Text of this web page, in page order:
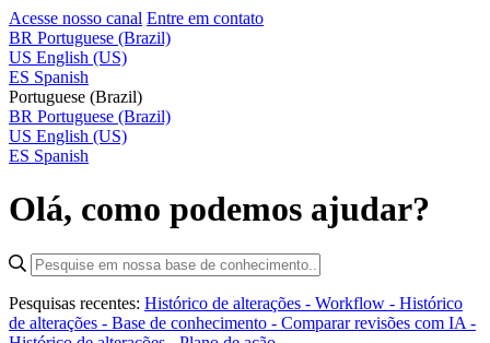
Acesse nosso canal Entre em contato
BR Portuguese (Brazil)
US English (US)
ES Spanish
Portuguese (Brazil)
BR Portuguese (Brazil)
US English (US)
ES Spanish
Olá, como podemos ajudar?
Pesquisas recentes: Histórico de alterações - Workflow - Histórico
de alterações - Base de conhecimento - Comparar revisões com IA -